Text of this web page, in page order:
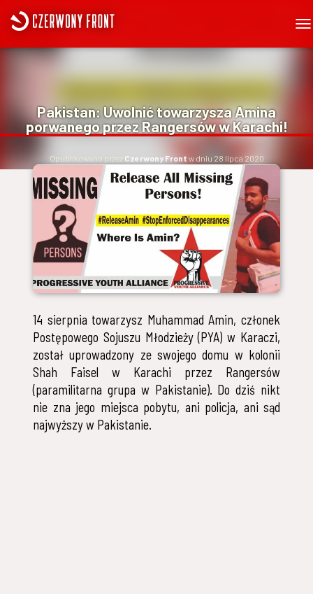
R
W
Pakistan: Uwolnić towarzysza Amina
porwanego przez Rangersów w Karachi!
Opublikowano przez Czerwony Front w dniu 28 lipca 2020
14 sierpnia towarzysz Muhammad Amin, członek
Postępowego Sojuszu Młodzieży (PYA) w Karaczi,
został uprowadzony ze swojego domu w kolonii
Shah Faisel w Karachi przez Rangersów
(paramilitarna grupa w Pakistanie). Do dziś nikt
nie zna jego miejsca pobytu, ani policja, ani sąd
najwyższy w Pakistanie.